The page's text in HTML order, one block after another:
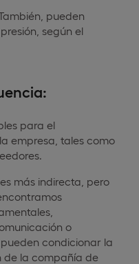
pueden
según el
para el
empresa, tales como
más indirecta, pero
o
condicionar la
de la compañía de